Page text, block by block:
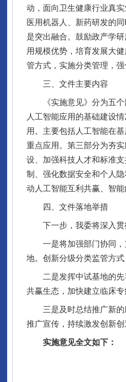
动，面向卫生健康行业真
医用机器人、新药研发的
是突出融合。鼓励政产学
用规模优势，培育发展大
管方式，实施分类管理，
三、文件主要内容
《实施意见》分为五个部
人工智能应用的基础建设
用。主要包括人工智能在
重点应用。第三部分为夯
设、加强科技人才和标准
制、强化数据安全和个人
动人工智能互利共赢、智
四、文件落地举措
下一步，我委将深入贯彻
一是将加强部门协同，
地。创新分级分类监管方
二是发挥中试基地的先
共赢生态，加快建立临床
三是及时总结推广新的
推广宣传，持续激发创新
实施意见全文如下：